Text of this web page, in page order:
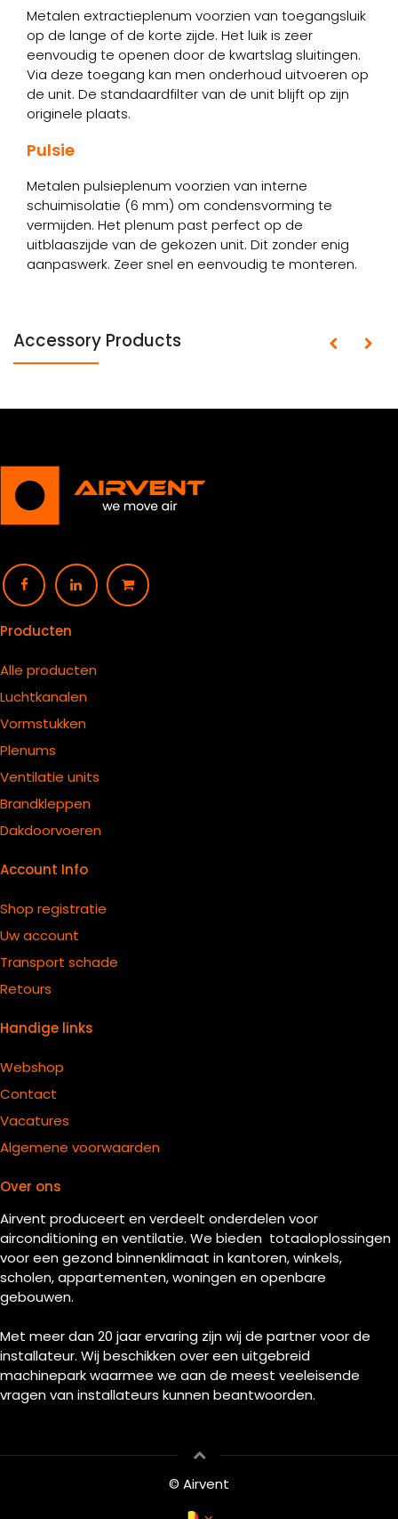
Metalen extractieplenum voorzien van toegangsluik
op de lange of de korte zijde. Het luik is zeer
eenvoudig te openen door de kwartslag sluitingen.
Via deze toegang kan men onderhoud uitvoeren op
de unit. De standaardfilter van de unit blijft op zijn
originele plaats.
Pulsie
Metalen pulsieplenum voorzien van interne
schuimisolatie (6 mm) om condensvorming te
vermijden. Het plenum past perfect op de
uitblaaszijde van de gekozen unit. Dit zonder enig
aanpaswerk. Zeer snel en eenvoudig te monteren.
Accessory Products
Producten
Alle producten
Luchtkanalen
Vormstukken
Plenums
Ventilatie units
Brandkleppen
Dakdoorvoeren
Account Info
Shop registratie
Uw account
Transport schade
Retours
Handige links
Webshop
Contact
Vacatures
Algemene voorwaarden
Over ons
Airvent produceert en verdeelt onderdelen voor
airconditioning en ventilatie. We bieden totaaloplossingen
voor een gezond binnenklimaat in kantoren, winkels,
scholen, appartementen, woningen en openbare
gebouwen.
Met meer dan 20 jaar ervaring zijn wij de partner voor de
installateur. Wij beschikken over een uitgebreid
machinepark waarmee we aan de meest veeleisende
vragen van installateurs kunnen beantwoorden.
© Airvent